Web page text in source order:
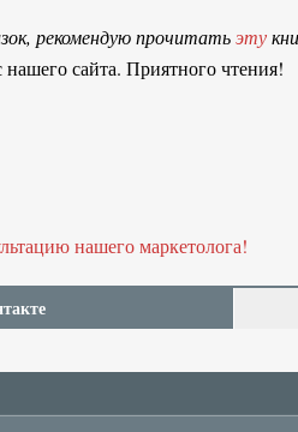
рекомендую прочитатьэту
нашего сайта. Приятного чтения!
нашего маркетолога!